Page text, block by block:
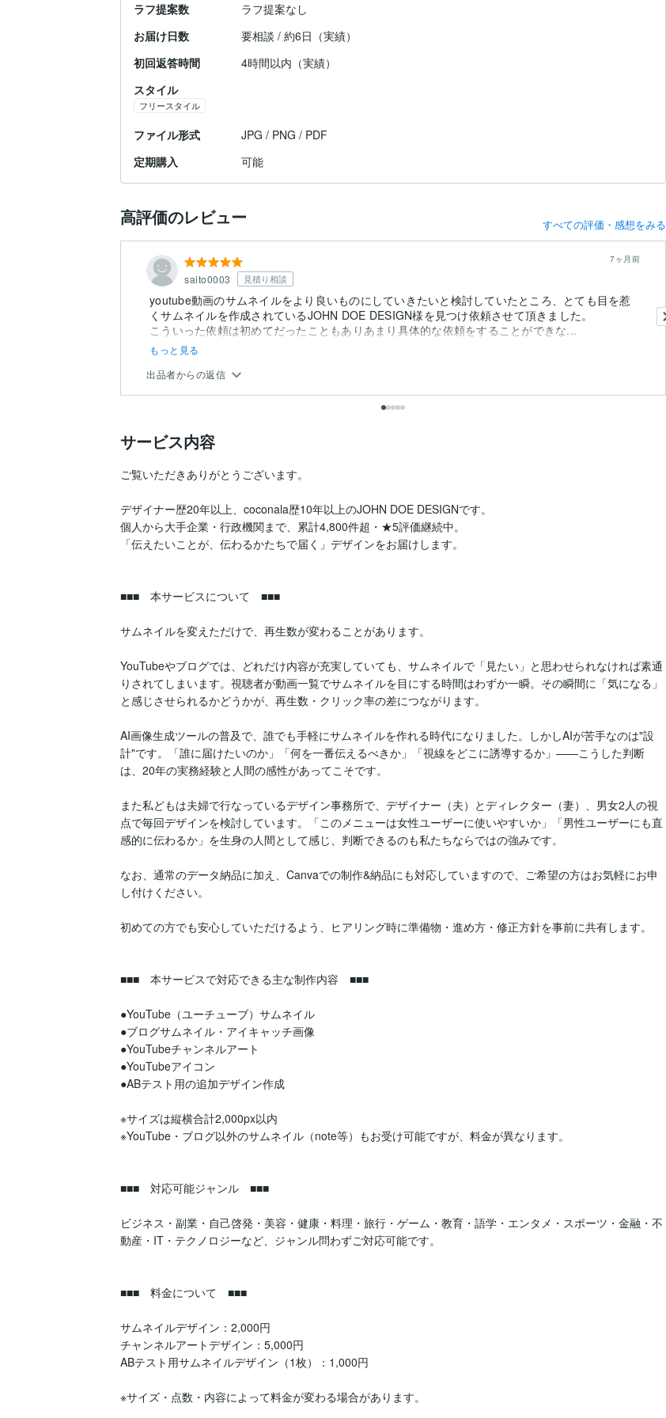
ラフ提案数
ラフ提案なし
お届け日数
要相談 / 約6日（実績）
初回返答時間
4時間以内（実績）
スタイル
フリースタイル
ファイル形式
JPG / PNG / PDF
定期購入
可能
高評価のレビュー すべての評価・感想をみる
saito0003 見積り相談
7ヶ月前
youtube動画のサムネイルをより良いものにしていきたいと検討していたところ、とても目を惹
くサムネイルを作成されているJOHN DOE DESIGN様を見つけ依頼させて頂きました。
こういった依頼は初めてだったこともありあまり具体的な依頼をすることができな...
もっと見る
出品者からの返信
サービス内容
ご覧いただきありがとうございます。
デザイナー歴20年以上、coconala歴10年以上のJOHN DOE DESIGNです。
個人から大手企業・行政機関まで、累計4,800件超・★5評価継続中。
「伝えたいことが、伝わるかたちで届く」デザインをお届けします。
■■■　本サービスについて　■■■
サムネイルを変えただけで、再生数が変わることがあります。
YouTubeやブログでは、どれだけ内容が充実していても、サムネイルで「見たい」と思わせられなければ素通
りされてしまいます。視聴者が動画一覧でサムネイルを目にする時間はわずか一瞬。その瞬間に「気になる」
と感じさせられるかどうかが、再生数・クリック率の差につながります。
AI画像生成ツールの普及で、誰でも手軽にサムネイルを作れる時代になりました。しかしAIが苦手なのは"設
計"です。「誰に届けたいのか」「何を一番伝えるべきか」「視線をどこに誘導するか」——こうした判断
は、20年の実務経験と人間の感性があってこそです。
また私どもは夫婦で行なっているデザイン事務所で、デザイナー（夫）とディレクター（妻）、男女2人の視
点で毎回デザインを検討しています。「このメニューは女性ユーザーに使いやすいか」「男性ユーザーにも直
感的に伝わるか」を生身の人間として感じ、判断できるのも私たちならではの強みです。
なお、通常のデータ納品に加え、Canvaでの制作&納品にも対応していますので、ご希望の方はお気軽にお申
し付けください。
初めての方でも安心していただけるよう、ヒアリング時に準備物・進め方・修正方針を事前に共有します。
■■■　本サービスで対応できる主な制作内容　■■■
●YouTube（ユーチューブ）サムネイル
●ブログサムネイル・アイキャッチ画像
●YouTubeチャンネルアート
●YouTubeアイコン
●ABテスト用の追加デザイン作成
※サイズは縦横合計2,000px以内
※YouTube・ブログ以外のサムネイル（note等）もお受け可能ですが、料金が異なります。
■■■　対応可能ジャンル　■■■
ビジネス・副業・自己啓発・美容・健康・料理・旅行・ゲーム・教育・語学・エンタメ・スポーツ・金融・不
動産・IT・テクノロジーなど、ジャンル問わずご対応可能です。
■■■　料金について　■■■
サムネイルデザイン：2,000円
チャンネルアートデザイン：5,000円
ABテスト用サムネイルデザイン（1枚）：1,000円
※サイズ・点数・内容によって料金が変わる場合があります。